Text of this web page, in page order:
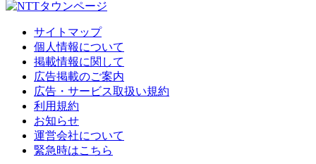
サイトマップ
個人情報について
掲載情報に関して
広告掲載のご案内
広告・サービス取扱い規約
利用規約
お知らせ
運営会社について
緊急時はこちら